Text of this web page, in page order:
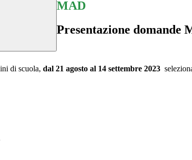
MAD
Presentazione domande
di scuola, dal 21 agosto al 14 settembre 2023